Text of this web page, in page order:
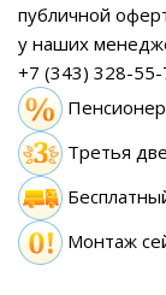
публичной
у наших
+7 (343) 328-55-
Третья
Монтаж